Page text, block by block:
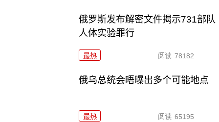
俄罗斯发布解密文件揭示731部队
人体实验罪行
最热 阅读 78182
俄乌总统会晤曝出多个可能地点
最热 阅读 65195